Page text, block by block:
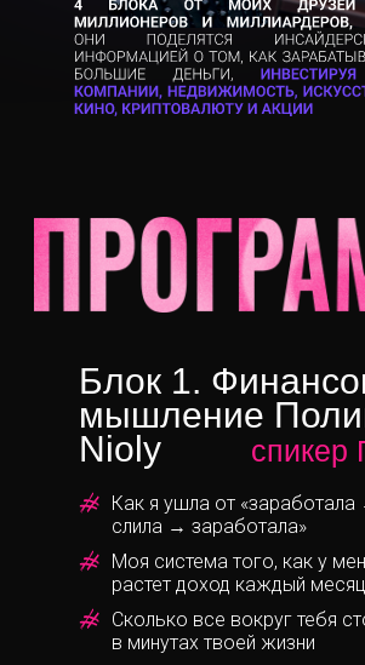
Блок 1.
мышление
Nioly
спикер
Как я ушла от «заработала
слила → заработала»
Моя система того, как у
растет доход каждый месяц
Сколько все вокруг тебя
в минутах твоей жизни